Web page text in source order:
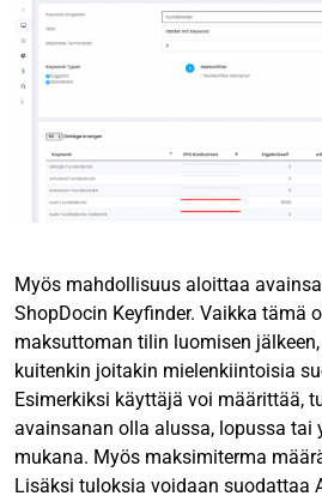
Myös mahdollisuus aloittaa
ShopDocin Keyfinder. Vaikka tämä
maksuttoman tilin luomisen
kuitenkin joitakin mielenkiintoisia
Esimerkiksi käyttäjä voi määrittää,
avainsanan olla alussa, lopussa tai
mukana. Myös maksimiterma
Lisäksi tuloksia voidaan suodattaa